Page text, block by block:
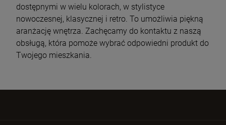
dostępnymi w wielu kolorach, w stylistyce
nowoczesnej, klasycznej i retro. To umożliwia piękną
aranżację wnętrza. Zachęcamy do kontaktu z naszą
obsługą, która pomoże wybrać odpowiedni produkt do
Twojego mieszkania.